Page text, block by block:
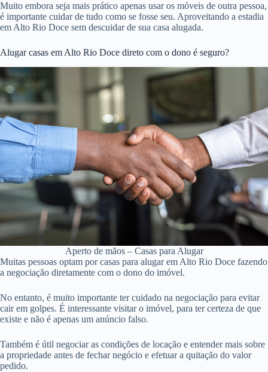
Muito embora seja mais prático apenas usar os móveis de outra pessoa,
é importante cuidar de tudo como se fosse seu. Aproveitando a estadia
em Alto Rio Doce sem descuidar de sua casa alugada.
Alugar casas em Alto Rio Doce direto com o dono é seguro?
Aperto de mãos – Casas para Alugar
Muitas pessoas optam por casas para alugar em Alto Rio Doce fazendo
a negociação diretamente com o dono do imóvel.
No entanto, é muito importante ter cuidado na negociação para evitar
cair em golpes. É interessante visitar o imóvel, para ter certeza de que
existe e não é apenas um anúncio falso.
Também é útil negociar as condições de locação e entender mais sobre
a propriedade antes de fechar negócio e efetuar a quitação do valor
pedido.